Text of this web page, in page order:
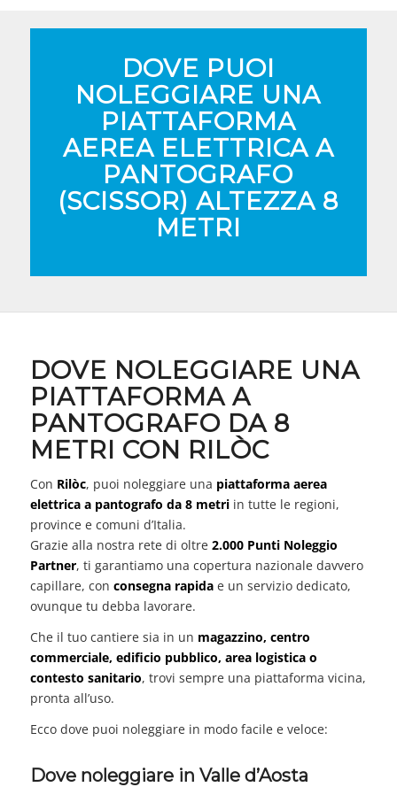
DOVE PUOI
NOLEGGIARE UNA
PIATTAFORMA
AEREA ELETTRICA A
PANTOGRAFO
(SCISSOR) ALTEZZA 8
METRI
DOVE NOLEGGIARE UNA
PIATTAFORMA A
PANTOGRAFO DA 8
METRI CON RILÒC
Con Rilòc, puoi noleggiare una piattaforma aerea
elettrica a pantografo da 8 metriin tutte le regioni,
province e comuni d’Italia.
Grazie alla nostra rete di oltre 2.000 Punti Noleggio
Partner, ti garantiamo una copertura nazionale davvero
capillare, con consegna rapidae un servizio dedicato,
ovunque tu debba lavorare.
Che il tuo cantiere sia in un magazzino, centro
commerciale, edificio pubblico, area logistica o
contesto sanitario, trovi sempre una piattaforma vicina,
pronta all’uso.
Ecco dove puoi noleggiare in modo facile e veloce:
Dove noleggiare in Valle d’Aosta